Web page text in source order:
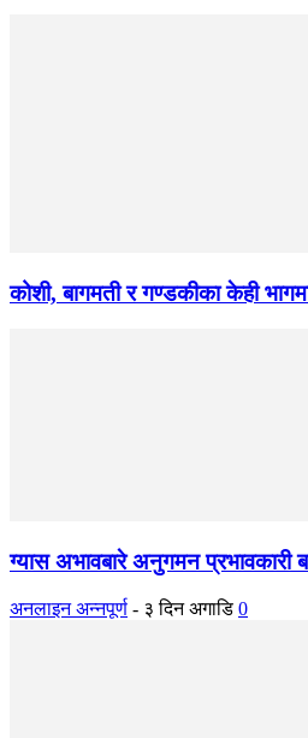
कोशी, बागमती र गण्डकीका केही भागमा
ग्यास अभावबारे अनुगमन प्रभावकारी
अनलाइन अन्नपूर्ण - ३ दिन अगाडि 0